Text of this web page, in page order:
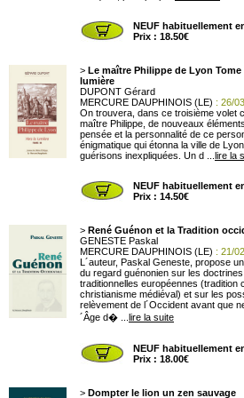
NEUF habituellement
Prix : 18.50€
> Le maître Philippe de Lyon Tome
lumière
DUPONT Gérard
MERCURE DAUPHINOIS (LE) : 26/
On trouvera, dans ce troisième volet
maître Philippe, de nouveaux
pensée et la personnalité de ce
énigmatique qui étonna la ville de
guérisons inexpliquées. Un d ... lire la
NEUF habituellement
Prix : 14.50€
> René Guénon et la Tradition
GENESTE Paskal
MERCURE DAUPHINOIS (LE) : 21/
L´auteur, Paskal Geneste, propose
du regard guénonien sur les doctrines
traditionnelles européennes (tradition
christianisme médiéval) et sur les
relèvement de l´Occident avant que
´Âge d� ... lire la suite
NEUF habituellement
Prix : 18.00€
> Dompter le lion un zen sauvage